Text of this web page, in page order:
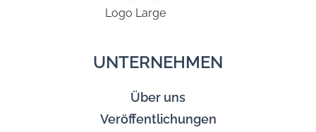
UNTERNEHMEN
Über uns
Veröffentlichungen